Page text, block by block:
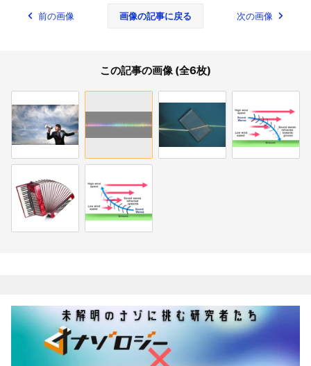
前の画像 画像の記事に戻る 次の画像
この記事の画像 (全6枚)